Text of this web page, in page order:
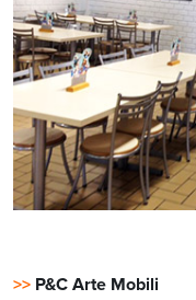
>> P&C Arte Mobili